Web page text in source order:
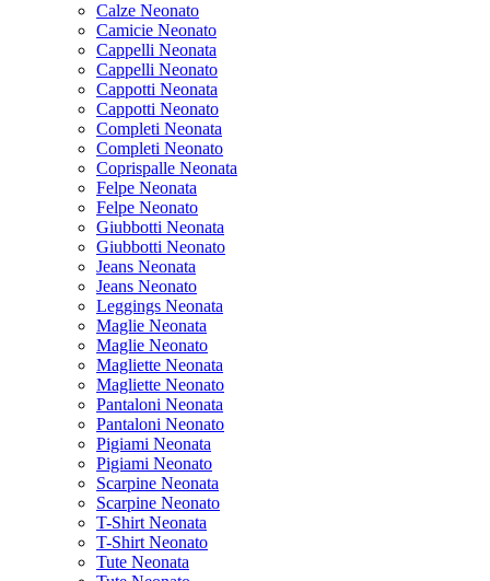
Calze Neonato
Camicie Neonato
Cappelli Neonata
Cappelli Neonato
Cappotti Neonata
Cappotti Neonato
Completi Neonata
Completi Neonato
Coprispalle Neonata
Felpe Neonata
Felpe Neonato
Giubbotti Neonata
Giubbotti Neonato
Jeans Neonata
Jeans Neonato
Leggings Neonata
Maglie Neonata
Maglie Neonato
Magliette Neonata
Magliette Neonato
Pantaloni Neonata
Pantaloni Neonato
Pigiami Neonata
Pigiami Neonato
Scarpine Neonata
Scarpine Neonato
T-Shirt Neonata
T-Shirt Neonato
Tute Neonata